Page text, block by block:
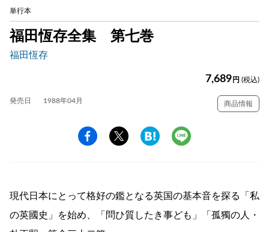
単行本
福田恆存全集 第七巻
福田恆存
7,689 円 (税込)
発売日 1988年04月 商品情報
現代日本にとって格好の鑑となる英国の基本音を探る「私
の英國史」を始め、「問ひ質したき事ども」「孤獨の人・